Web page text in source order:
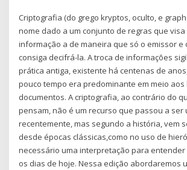
Criptografia (do grego kryptos, oculto, e
nome dado a um conjunto de regras que
informação a de maneira que só o emissor e
consiga decifrá-la. A troca de informações
prática antiga, existente há centenas de
pouco tempo era predominante em meio aos
documentos. A criptografia, ao contrário do
pensam, não é um recurso que passou a ser
recentemente, mas segundo a história, vem
desde épocas clássicas,como no uso de
necessário uma interpretação para entender
os dias de hoje. Nessa edição abordaremos